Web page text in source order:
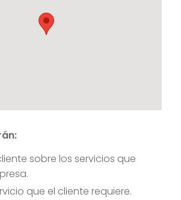
sobre los servicios que
que el cliente requiere.